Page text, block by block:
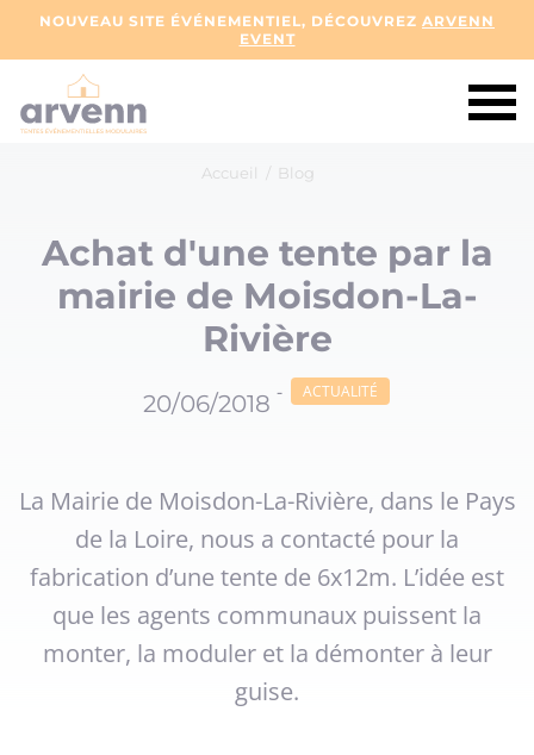
NOUVEAU SITE ÉVÉNEMENTIEL, DÉCOUVREZ ARVENN
EVENT
Accueil / Blog
Achat d'une tente par la
mairie de Moisdon-La-
Rivière
20/06/2018 - ACTUALITÉ
La Mairie de Moisdon-La-Rivière, dans le Pays
de la Loire, nous a contacté pour la
fabrication d’une tente de 6x12m. L’idée est
que les agents communaux puissent la
monter, la moduler et la démonter à leur
guise.